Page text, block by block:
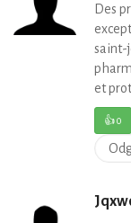
Des
saint-
et
👍0